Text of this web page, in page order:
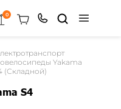
0
Yakama
(Складной)
S4